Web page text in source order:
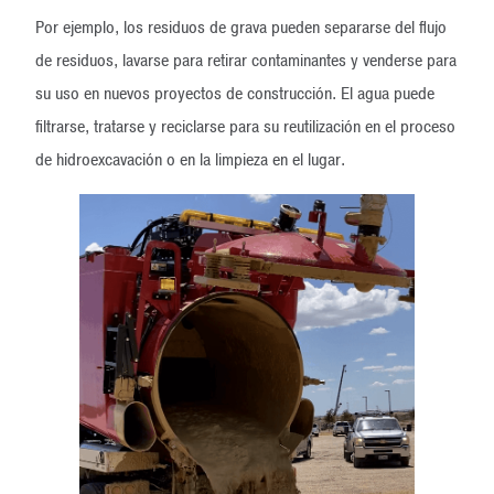
Por ejemplo, los residuos de grava pueden separarse del flujo
de residuos, lavarse para retirar contaminantes y venderse para
su uso en nuevos proyectos de construcción. El agua puede
filtrarse, tratarse y reciclarse para su reutilización en el proceso
de hidroexcavación o en la limpieza en el lugar.